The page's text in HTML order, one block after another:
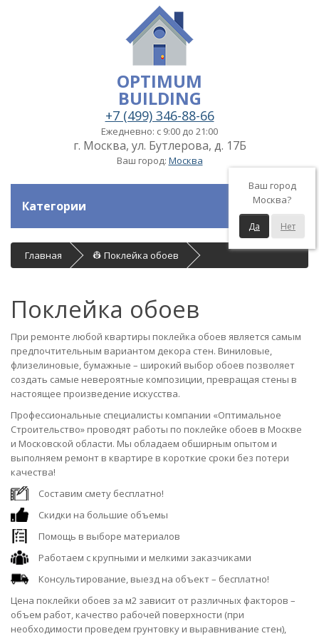
OPTIMUM
BUILDING
+7 (499) 346-88-66
Ежедневно: с 9:00 до 21:00
г. Москва, ул. Бутлерова, д. 17Б
Ваш город: Москва
Ваш город
Москва?
Да Нет
Категории
Главная 👷 Поклейка обоев
Поклейка обоев
При ремонте любой квартиры поклейка обоев является самым
предпочтительным вариантом декора стен. Виниловые,
флизелиновые, бумажные – широкий выбор обоев позволяет
создать самые невероятные композиции, превращая стены в
настоящее произведение искусства.
Профессиональные специалисты компании «Оптимальное
Строительство» проводят работы по поклейке обоев в Москве
и Московской области. Мы обладаем обширным опытом и
выполняем ремонт в квартире в короткие сроки без потери
качества!
Составим смету бесплатно!
Скидки на большие объемы
Помощь в выборе материалов
Работаем с крупными и мелкими заказчиками
Консультирование, выезд на объект – бесплатно!
Цена поклейки обоев за м2 зависит от различных факторов –
объем работ, качество рабочей поверхности (при
необходимости проведем грунтовку и выравнивание стен),